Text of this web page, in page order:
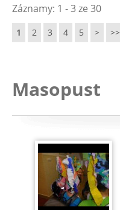
Záznamy: 1 - 3 ze 30
1 2 3 4 5 > >>
Masopust